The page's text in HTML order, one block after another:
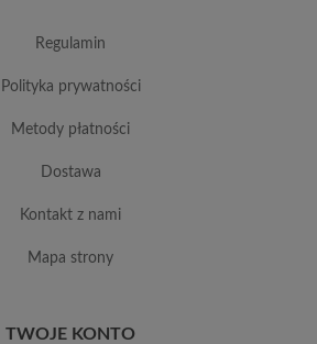
regulamin
polityka prywatności
metody płatności
dostawa
kontakt z nami
mapa strony
TWOJE KONTO